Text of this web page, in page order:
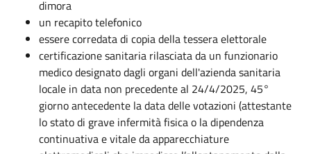
dimora
un recapito telefonico
essere corredata di copia della tessera elettorale
certificazione sanitaria rilasciata da un funzionario
medico designato dagli organi dell'azienda sanitaria
locale in data non precedente al 24/4/2025, 45°
giorno antecedente la data delle votazioni (attestante
lo stato di grave infermità fisica o la dipendenza
continuativa e vitale da apparecchiature